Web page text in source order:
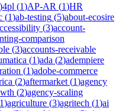
)4pl (1)AP-AR (1)HR
(1)ab-testing (5)about-ecosire
(3)account-
comparison
(3)accounts-receivable
(1)ada (2)adempiere
(1)adobe-commerce
(2)aftermarket (1)agency
(2)agency-scaling
1)agriculture (3)agritech (1)ai